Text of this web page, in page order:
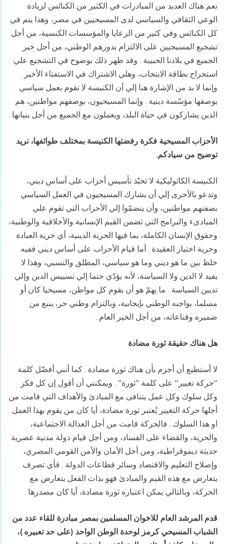
نعم هناك العديد من المبادرات في الكثير من الكنائس لزيادة
الوعي الثقافي والسياسي لدى المسيحيين في مصر، وهذا يتم في
كل الكنائس وفي كثير من الرعايا والمؤسسات الكنسية، من أجل
تشجيع المسيحيين على الالتزام بدورهم الوطني، من أجل خير
الجميع في بلادنا الحبيبة . وقد ظهر ذلك بوضوح في التشجيع علي
استخراج بطاقة الانتخاب، وهلي الاشتراك في الاستفتاء الأخير .
وإنما لا بد من الإشارة هنا إلي أن الكنيسة لا تقوم بعمل سياسي
بوصفها مؤسّسة دينية . وإنما المسيحيون، بوصفهم مواطنين، هم
الذين يشاركون في حياة البلد، ويعملون مع الجميع من أجل بنيانها .
الأحزاب المسيحية فكرة رفضتها الكنيسة بمختلف طوائفها، نريد
توضيح من سيادكم.
الكنيسة الكاثوليكية لا تحبّذ تأسيس أحزاب على أساس ديني،
وتدعو بالأحرى إلي أن يشارك المسيحيون في العمل السياسي
بصفتهم مواطنين، وأن ينضمّوا إلي الأحزاب التي تقوم علي
المبادىء والبرامج التي تضمن القيم الإنسانية والأخلاقية والوطنية،
وحقوق الإنسان الكاملة، بما فيها الحرية الدينية، أي حرية العبادة
وحرية اختيار العقيدة . أما قيام الأحزاب على أساس ديني ففيه
خلط بين ما هو ديني وما هو سياسي، المطلق والنسبي، وهذا لا
يفيد لا الدين ولا السياسة، لأنه يؤدّي حتما إلي تسييس الدين وإلي
تديين السياسة . ما يهمّ هو أن يقوم كل مواطن، مسيحيا كان أو
مسلما، بواجبه الوطني بإيجابية، وبالتزام وطني حر، ينبع من
ضميره وقناعاته، من أجل الخير العام .
هل هناك حقيقة ثورة مضادة
لا أستطيع أن أجزم بأن هناك ثورة مضادة . كما أنني أفضّل كلمة
"حركة تغيير" على كلمة "ثورة" . ويمكنني أن أقول إن كل فكر
وكل سلوك وكل عمل يتنافى مع المبادئ والأهداف التي قامت من
أجلها حركة التغيير يُعتبر ثورة مضادة، أيا كان من يقوم بهذا العمل
او هذا السلوك . فالحركة قامت من أجل العدالة الاجتماعية،
والحرية، والقضاء على الفساد، ومن أجل قيام دولة مدنية عصرية
حديثة ديموقراطية، ومن أجل الأمان والأمن القومي المصري،
وإصلاح التعليم والاقتصاد وسائر قطاعات الدولة . فأي تصرف
يتعارض مع هذه القيم والمبادئ فهو بذات الفعل يتعارض مع
الحركة، وبالتالي يمكن اعتباره ثورة مضادة، أيا كان مصدرها .
قدم المرشد العام للاخوان المسلمين بمصر مبادرة للقاء عدد من
الشباب المسيحي كرمز لوحدة الوطن الواحد (على حد تعبيره )،